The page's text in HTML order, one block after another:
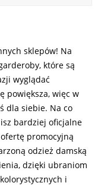
sklepów! Na
które są
wyglądać
powiększa, więc w
dla siebie. Na co
bardziej oficjalne
promocyjną
odzież damską
dzięki ubraniom
i